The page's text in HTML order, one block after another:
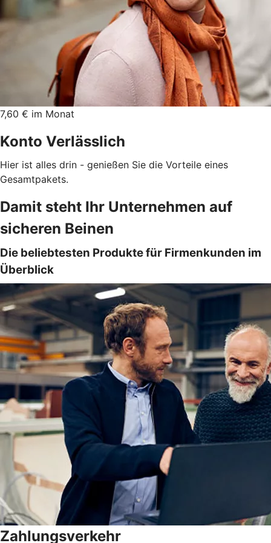
7,60 € im Monat
Konto Verlässlich
Hier ist alles drin - genießen Sie die Vorteile eines
Gesamtpakets.
Damit steht Ihr Unternehmen auf
sicheren Beinen
Die beliebtesten Produkte für Firmenkunden im
Überblick
Zahlungsverkehr